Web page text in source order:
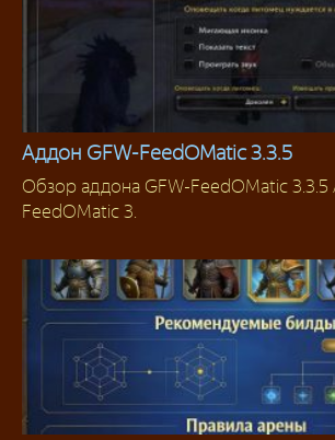
Для Охотников
Аддон GFW-FeedOMatic 3.3.5
Обзор аддона GFW-FeedOMatic
FeedOMatic 3.